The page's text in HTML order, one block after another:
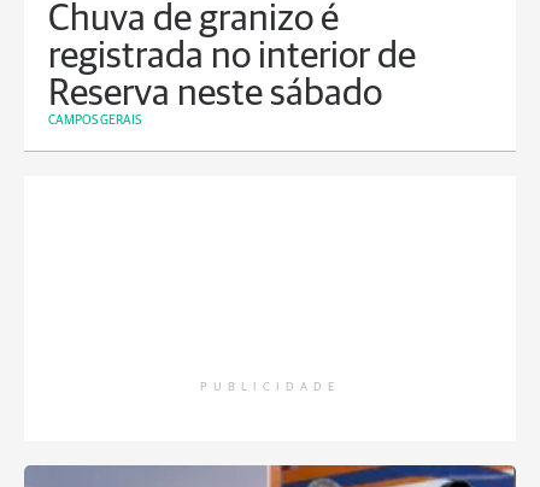
Chuva de granizo é
registrada no interior de
Reserva neste sábado
CAMPOS GERAIS
PUBLICIDADE